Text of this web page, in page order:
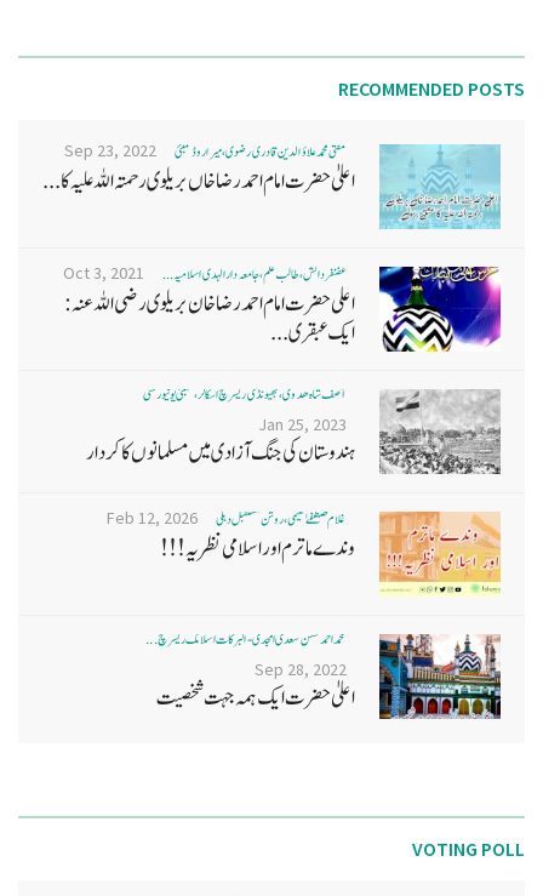
RECOMMENDED POSTS
مفتی محمد علاؤ الدین قادری رضوی ، میرا روڈ ممبئی Sep 23, 2022
اعلیٰ حضرت امام احمد رضا خاں بر یلو ی رحمتہ اللہ علیہ کا...
غضنفر دانش، طالب علم، جامعہ دارالہدی اسلامیہ ... Oct 3, 2021
اعلی حضرت امام احمد رضا خان بریلوی رضی اللہ عنہ:
ایک عبقری...
آصف شاہ ھدوی، بھیونڈی ریسرچ اسکالر، ممبئی یونیورسٹی
Jan 25, 2023
ہندوستان کی جنگ آزادی میں مسلمانوں کا کردار
غلام مصطفےٰ نعیمی، روشن مستقبل دہلی Feb 12, 2026
وندے ماترم اور اسلامی نظریہ!!!
محمد احمد حسن سعدی امجدی - البرکات اسلامک ریسرچ ...
Sep 28, 2022
اعلیٰ حضرت ایک ہمہ جہت شخصیت
VOTING POLL